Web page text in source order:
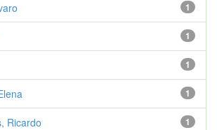
1
1
1
1
1
Ricardo